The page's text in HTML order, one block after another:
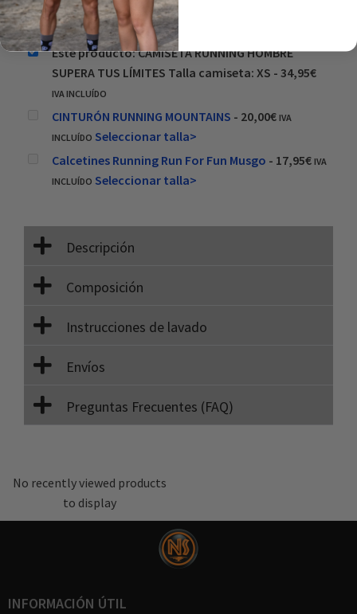
Añadir al carrito
Este producto: CAMISETA RUNNING HOMBRE
SUPERA TUS LÍMITES Talla camiseta: XS - 34,95€
IVA INCLUÍDO
CINTURÓN RUNNING MOUNTAINS - 20,00€ IVA
INCLUÍDO Seleccionar talla>
Calcetines Running Run For Fun Musgo - 17,95€ IVA
INCLUÍDO Seleccionar talla>
Descripción
Composición
Instrucciones de lavado
Envíos
Preguntas Frecuentes (FAQ)
No recently viewed products
to display
INFORMACIÓN ÚTIL